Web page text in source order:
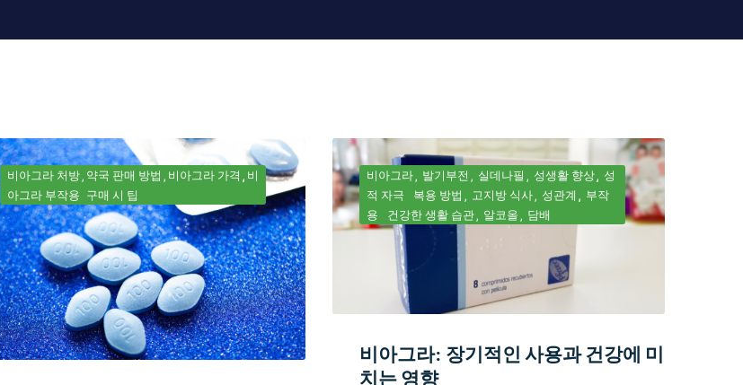
비아그라 처방 약국 판매 방법 비아그라 가격
비
아그라 부작용 구매 시 팁
비아그라 발기부전 실데나필 성생활 향상
성
적 자극
복용 방법 고지방 식사 성관계
부작
용
건강한 생활 습관 알코올 담배
비아그라: 장기적인 사용과 건강에 미
치는 영향